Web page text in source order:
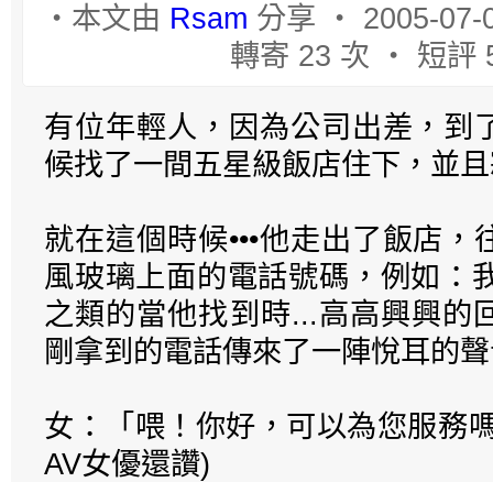
‧本文由 Rsam 分享 ‧ 2005-
轉寄 23 次 ‧ 短評
有位年輕人，因為公司出差，到
候找了一間五星級飯店住下，並
就在這個時候•••他走出了飯店
風玻璃上面的電話號碼，例如：
之類的當他找到時...高高興興的
剛拿到的電話傳來了一陣悅耳的
女：「喂！你好，可以為您服務
AV女優還讚)